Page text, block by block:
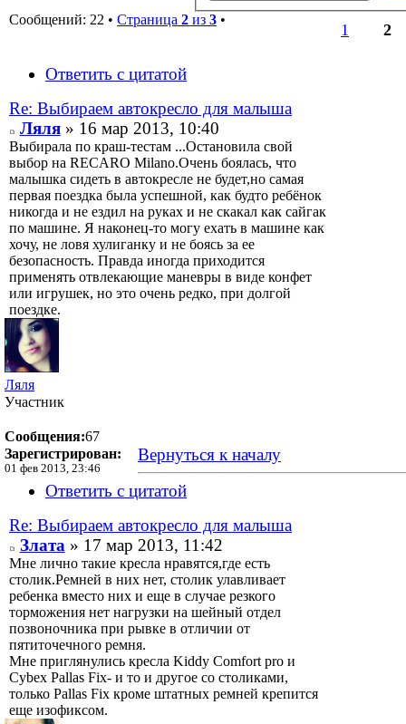
Сообщений: 22 • Страница 2 из 3 •
1 2
Ответить с цитатой
Re: Выбираем автокресло для малыша
Ляля» 16 мар 2013, 10:40
Выбирала по краш-тестам ...Остановила свой
выбор на RECARO Milano.Очень боялась, что
малышка сидеть в автокресле не будет,но самая
первая поездка была успешной, как будто ребёнок
никогда и не ездил на руках и не скакал как сайгак
по машине. Я наконец-то могу ехать в машине как
хочу, не ловя хулиганку и не боясь за ее
безопасность. Правда иногда приходится
применять отвлекающие маневры в виде конфет
или игрушек, но это очень редко, при долгой
поездке.
Ляля
Участник
Сообщения:67
Зарегистрирован:
01 фев 2013, 23:46
Вернуться к началу
Ответить с цитатой
Re: Выбираем автокресло для малыша
Злата» 17 мар 2013, 11:42
Мне лично такие кресла нравятся,где есть
столик.Ремней в них нет, столик улавливает
ребенка вместо них и еще в случае резкого
торможения нет нагрузки на шейный отдел
позвоночника при рывке в отличии от
пятиточечного ремня.
Мне приглянулись кресла Kiddy Comfort pro и
Cybex Pallas Fix- и то и другое со столиками,
только Pallas Fix кроме штатных ремней крепится
еще изофиксом.